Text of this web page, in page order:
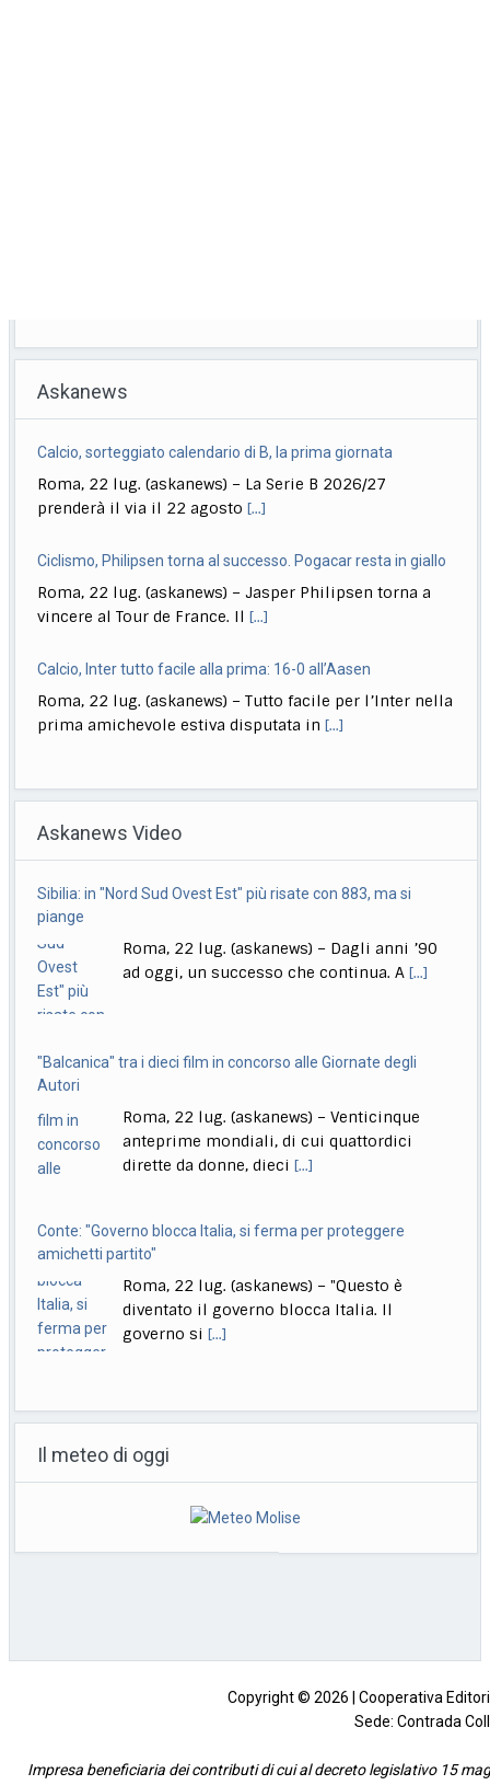
Askanews
Calcio, sorteggiato calendario di B, la prima giornata
Roma, 22 lug. (askanews) – La Serie B 2026/27
prenderà il via il 22 agosto[...]
Ciclismo, Philipsen torna al successo. Pogacar resta in giallo
Roma, 22 lug. (askanews) – Jasper Philipsen torna a
vincere al Tour de France. Il[...]
Calcio, Inter tutto facile alla prima: 16-0 all’Aasen
Roma, 22 lug. (askanews) – Tutto facile per l’Inter nella
prima amichevole estiva disputata in[...]
Lucio" (Sony Music Italy), l’antologia
Delmastro, Giunta Camera dice no a uso chat, opposizioni
all’attacco in Parlamento
Roma, 22 lug. (askanews) – Opposizioni all’attacco in
Parlamento per la decisione della Giunta delle [...]
Askanews Video
Sibilia: in "Nord Sud Ovest Est" più risate con 883, ma si
piange
Roma, 22 lug. (askanews) – Dagli anni ’90
ad oggi, un successo che continua. A[...]
"Balcanica" tra i dieci film in concorso alle Giornate degli
Autori
Roma, 22 lug. (askanews) – Venticinque
anteprime mondiali, di cui quattordici
dirette da donne, dieci[...]
Conte: "Governo blocca Italia, si ferma per proteggere
amichetti partito"
Roma, 22 lug. (askanews) – "Questo è
diventato il governo blocca Italia. Il
governo si[...]
certi toni..
Bologna, 22 lug. (askanews) – "Non voglio
dire che qualcuno abbia istigato alla
violenza o
Il meteo di oggi
Copyright © 2026 | Cooperativa
Sede: Contrada
Impresa beneficiaria dei contributi di cui al decreto legislativo 15